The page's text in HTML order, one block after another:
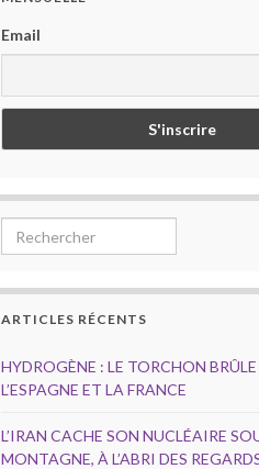
Email
Search for:
ARTICLES RÉCENTS
HYDROGÈNE : LE TORCHON BRÛLE
L’ESPAGNE ET LA FRANCE
L’IRAN CACHE SON NUCLÉAIRE
MONTAGNE, À L’ABRI DES